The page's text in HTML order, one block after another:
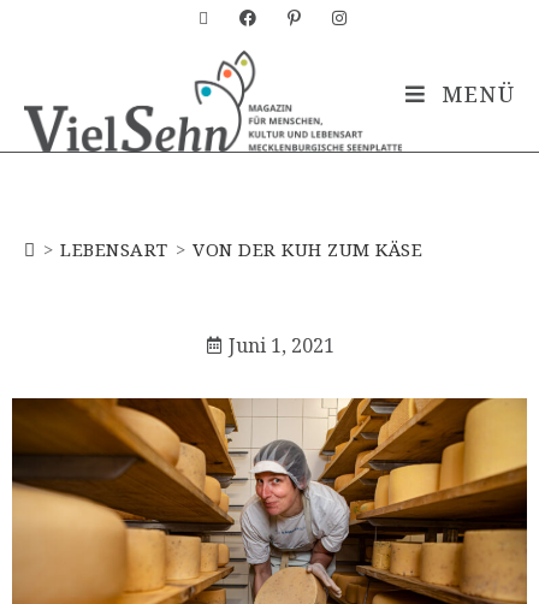
MENÜ
> LEBENSART > VON DER KUH ZUM KÄSE
Juni 1, 2021